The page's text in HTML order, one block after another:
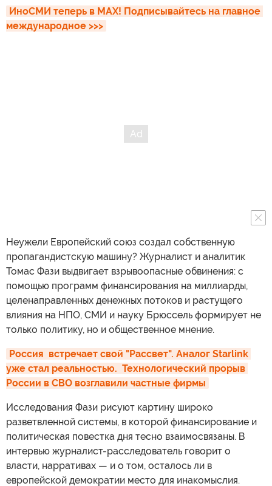
ИноСМИ теперь в MAX! Подписывайтесь на главное
международное >>>
Неужели Европейский союз создал собственную
пропагандистскую машину? Журналист и аналитик
Томас Фази выдвигает взрывоопасные обвинения: с
помощью программ финансирования на миллиарды,
целенаправленных денежных потоков и растущего
влияния на НПО, СМИ и науку Брюссель формирует не
только политику, но и общественное мнение.
Россия  встречает свой "Рассвет". Аналог Starlink
уже стал реальностью.  Технологический прорыв
России в СВО возглавили частные фирмы
Исследования Фази рисуют картину широко
разветвленной системы, в которой финансирование и
политическая повестка дня тесно взаимосвязаны. В
интервью журналист-расследователь говорит о
власти, нарративах — и о том, осталось ли в
европейской демократии место для инакомыслия.